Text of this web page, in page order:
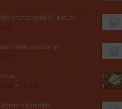
(a) 4 stück
mit Scampi
–
bis
Kartoffeln